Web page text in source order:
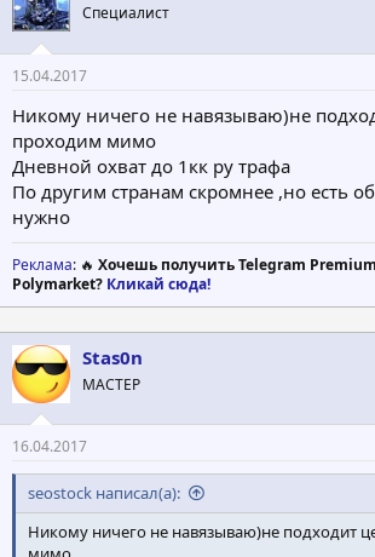
Специалист
15.04.2017
Никому ничего не навязываю)не
проходим мимо
Дневной охват до 1кк ру трафа
По другим странам скромнее ,но есть
нужно
Реклама: 🔥 Хочешь получить Telegram
Polymarket? Кликай сюда!
Stas0n
МАСТЕР
16.04.2017
seostock написал(а):
Никому ничего не навязываю)не подходит